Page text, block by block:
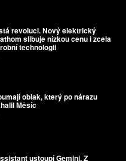
revoluci. Nový elektrický
slibuje nízkou cenu i zcela
technologii
oblak, který po nárazu
Měsíc
ustoupí Gemini. Z